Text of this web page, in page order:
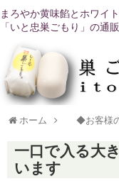
まろやか黄味餡とホワイ
「いと忠巣ごもり」の通
ホーム ◆お客様
一口で入る大
います